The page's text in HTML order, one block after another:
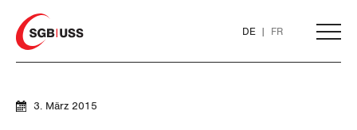
Home
DE FR
3. März 2015